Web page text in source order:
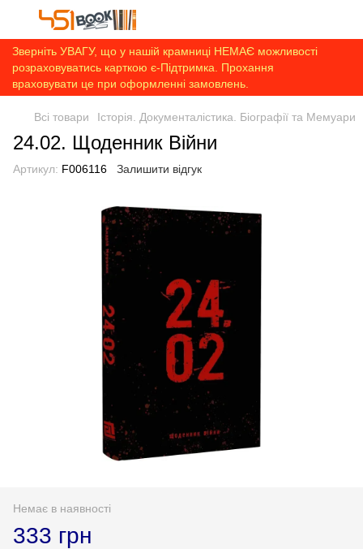
Зверніть УВАГУ, що у нашій крамниці НЕМАЄ можливості
розраховуватись карткою є-Підтримка. Прохання
враховувати це при оформленні замовлень.
Всі товари Історія. Документалістика. Біографії та Мемуари
24.02. Щоденник Війни
Артикул: F006116 Залишити відгук
Немає в наявності
333 грн